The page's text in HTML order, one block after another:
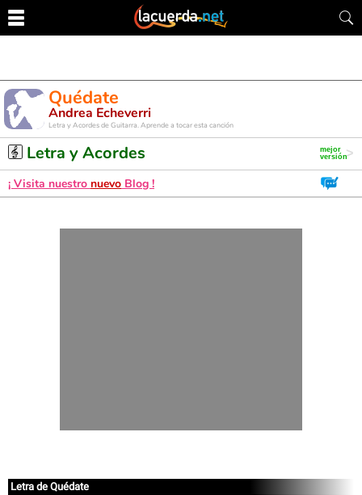
Quédate
Andrea Echeverri
Letra y Acordes de Guitarra. Aprende a tocar esta canción
Letra y Acordes
¡ Visita nuestro nuevo Blog !
Letra de Quédate